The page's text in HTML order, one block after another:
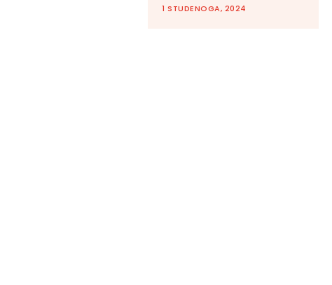
1 STUDENOGA, 2024